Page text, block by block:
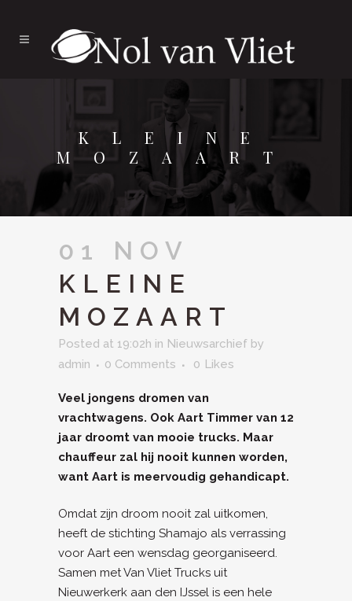
KLEINE
MOZAART
01 NOV
KLEINE
MOZAART
Posted at 19:02h in Nieuwsarchief by
admin
0 Comments 0 Likes
Veel jongens dromen van
vrachtwagens. Ook Aart Timmer van 12
jaar droomt van mooie trucks. Maar
chauffeur zal hij nooit kunnen worden,
want Aart is meervoudig gehandicapt.
Omdat zijn droom nooit zal uitkomen,
heeft de stichting Shamajo als verrassing
voor Aart een wensdag georganiseerd.
Samen met Van Vliet Trucks uit
Nieuwerkerk aan den IJssel is een hele